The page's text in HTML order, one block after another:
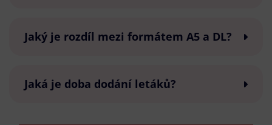
Jaký je rozdíl mezi formátem A5 a DL?
Jaká je doba dodání letáků?